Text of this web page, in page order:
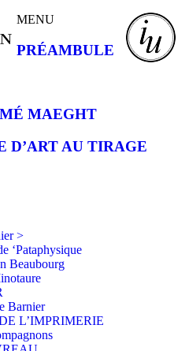
MENU
PRÉAMBULE
MAEGHT
D’ART AU TIRAGE
>
‘Pataphysique
Beaubourg
Barnier
L’IMPRIMERIE